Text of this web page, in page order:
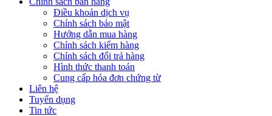
Điều khoản dịch vụ
Chính sách bảo mật
Hướng dẫn mua hàng
Chính sách kiểm hàng
Chính sách đổi trả hàng
Hình thức thanh toán
Cung cấp hóa đơn chứng từ
Liên hệ
Tuyển dụng
Tin tức